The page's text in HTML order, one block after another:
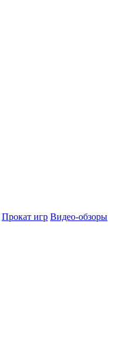
Прокат игр Видео-обзоры